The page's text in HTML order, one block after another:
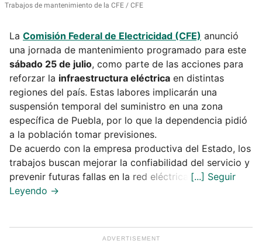
Trabajos de mantenimiento de la CFE CFE
La Comisión Federal de Electricidad (CFE) anunció
una jornada de mantenimiento programado para este
sábado 25 de julio, como parte de las acciones para
reforzar la infraestructura eléctrica en distintas
regiones del país. Estas labores implicarán una
suspensión temporal del suministro en una zona
específica de Puebla, por lo que la dependencia pidió
a la población tomar previsiones.
De acuerdo con la empresa productiva del Estado, los
trabajos buscan mejorar la confiabilidad del servicio y
prevenir futuras fallas en la red eléctrica.